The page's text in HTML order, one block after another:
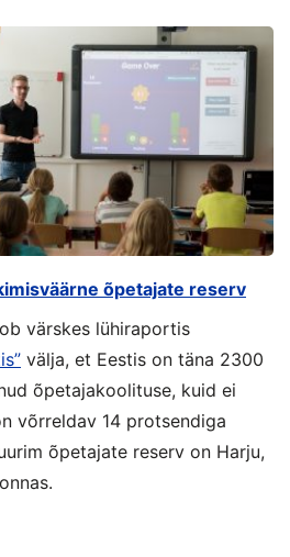
õpetajate reserv
värskes lühiraportis
välja, et Eestis on täna 2300
õpetajakoolituse, kuid ei
võrreldav 14 protsendiga
õpetajate reserv on Harju,